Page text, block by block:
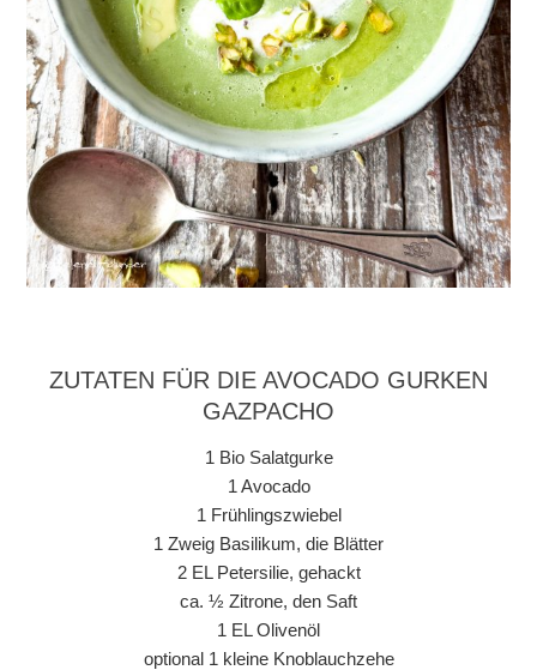
ZUTATEN FÜR DIE AVOCADO GURKEN
GAZPACHO
1 Bio Salatgurke
1 Avocado
1 Frühlingszwiebel
1 Zweig Basilikum, die Blätter
2 EL Petersilie, gehackt
ca. ½ Zitrone, den Saft
1 EL Olivenöl
optional 1 kleine Knoblauchzehe